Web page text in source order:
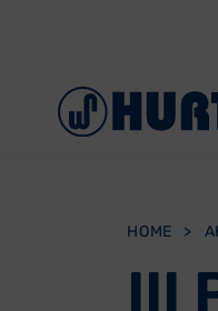
HOME >
III
Aktualności